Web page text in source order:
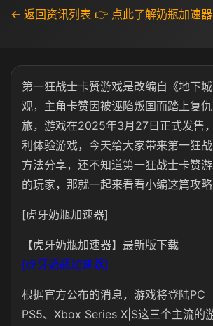
← 返回资讯列表 👉 点此了解奶瓶加速器
第一狂战士卡赞游戏是改编自《地下
观，主角卡赞因被诬陷叛国而踏上复
旅‌，游戏在2025年3月27日正式发售
利体验游戏，今天给大家带来第一狂
方法分享，还不知道第一狂战士卡赞
的玩家，那就一起来看看小编这篇攻略
[虎牙奶瓶加速器]
【虎牙奶瓶加速器】最新版下载
[虎牙奶瓶加速器]
根据官方公布的消息，游戏将登陆PC
PS5、Xbox Series X|S‌这三个主流的